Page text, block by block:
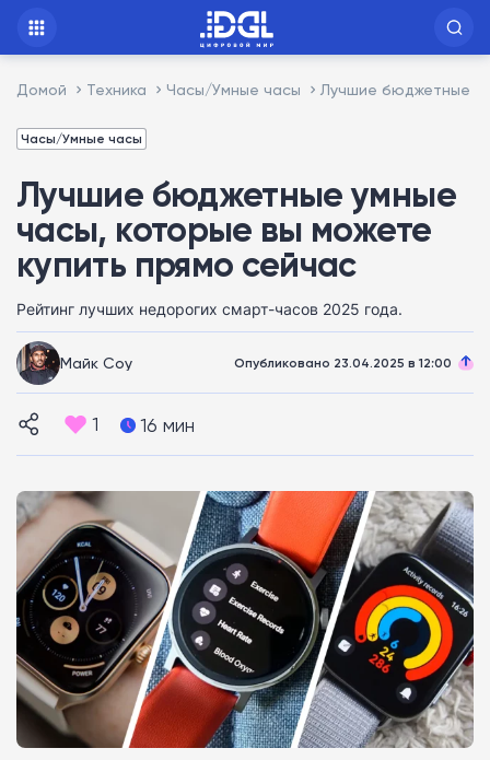
Домой Техника Часы/Умные часы Лучшие бюджетные
Часы/Умные часы
Лучшие бюджетные умные
часы, которые вы можете
купить прямо сейчас
Рейтинг лучших недорогих смарт-часов 2025 года.
Майк Соу Опубликовано 23.04.2025 в 12:00
1 16 мин